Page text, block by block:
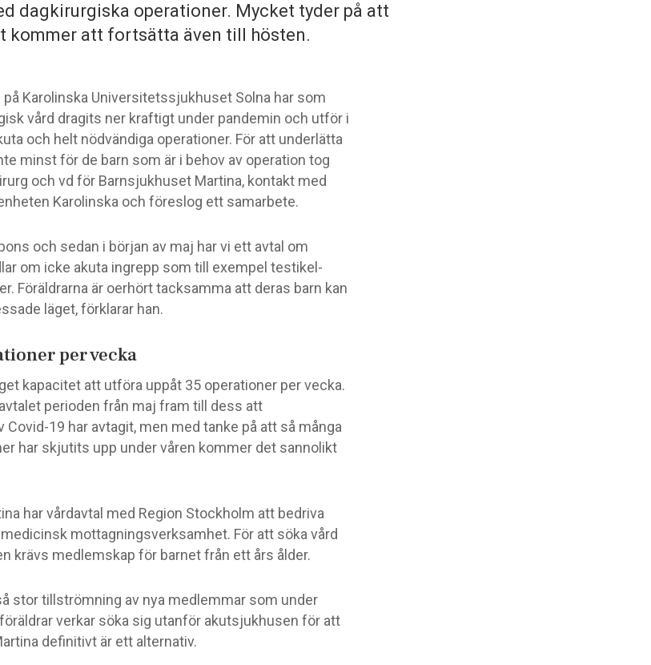
dagkirurgiska operationer. Mycket tyder på att
kommer att fortsätta även till hösten.
på Karolinska Universitetssjukhuset Solna har som
vård dragits ner kraftigt under pandemin och utför i
och helt nödvändiga operationer. För att underlätta
minst för de barn som är i behov av operation tog
och vd för Barnsjukhuset Martina, kontakt med
Karolinska och föreslog ett samarbete.
och sedan i början av maj har vi ett avtal om
om icke akuta ingrepp som till exempel testikel-
Föräldrarna är oerhört tacksamma att deras barn kan
läget, förklarar han.
per vecka
kapacitet att utföra uppåt 35 operationer per vecka.
perioden från maj fram till dess att
Covid-19 har avtagit, men med tanke på att så många
har skjutits upp under våren kommer det sannolikt
har vårdavtal med Region Stockholm att bedriva
mottagningsverksamhet. För att söka vård
krävs medlemskap för barnet från ett års ålder.
stor tillströmning av nya medlemmar som under
verkar söka sig utanför akutsjukhusen för att
definitivt är ett alternativ.